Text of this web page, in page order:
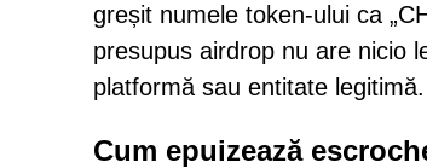
greșit numele token-ului ca
presupus airdrop nu are nicio
platformă sau entitate legitimă.
Cum epuizează